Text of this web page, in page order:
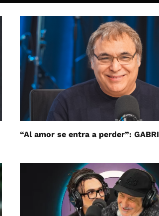
“Al amor se entra a perder”: